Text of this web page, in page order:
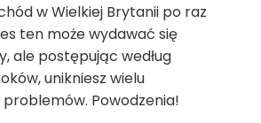
w Wielkiej Brytanii po raz
ten może wydawać się
ale postępując według
unikniesz wielu
Powodzenia!